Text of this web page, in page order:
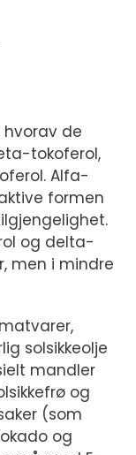
de
tokoferol,
Alfa-
formen
og delta-
men i mindre
solsikkeolje
mandler
og
(som
og